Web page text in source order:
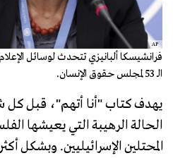
AP
فرانشيسكا ألبانيزي تتحدث لوسائل
الـ 53 لمجلس حقوق الإنسان.
يهدف كتاب "أنا أتهم"، قبل كل
الحالة الرهيبة التي يعيشها
المحتلين الإسرائيليين. وبشكل